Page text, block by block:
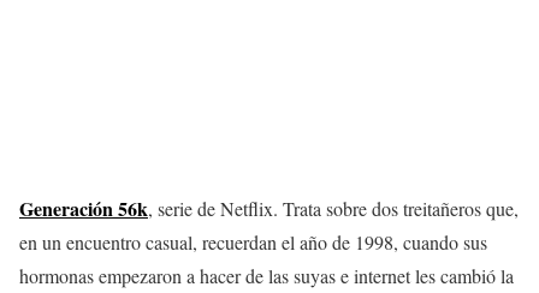
Generación 56k, serie de Netflix. Trata sobre dos treitañeros que,
en un encuentro casual, recuerdan el año de 1998, cuando sus
hormonas empezaron a hacer de las suyas e internet les cambió la